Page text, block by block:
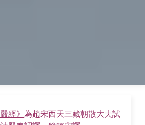
經》為趙宋西天三藏朝散大夫試